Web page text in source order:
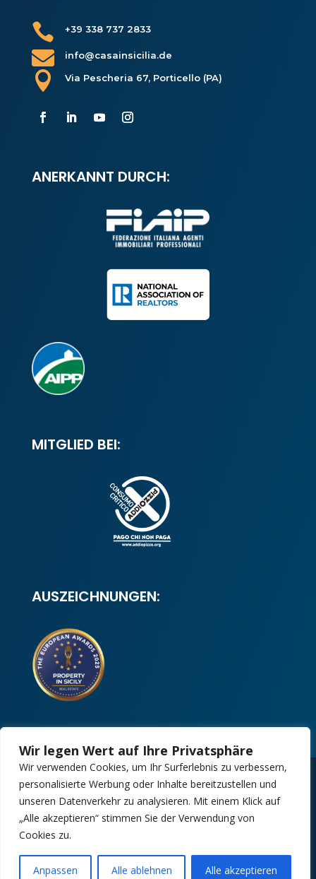
Wir legen Wert auf Ihre Privatsphäre
Wir verwenden Cookies, um Ihr Surferlebnis zu verbessern,
personalisierte Werbung oder Inhalte bereitzustellen und
unseren Datenverkehr zu analysieren. Mit einem Klick auf
„Alle akzeptieren“ stimmen Sie der Verwendung von
Cookies zu.
Anpassen Alle ablehnen Alle akzeptieren
 +39 338 737 2833
 info@casainsicilia.de
 Via Pescheria 67, Porticello (PA)
ANERKANNT DURCH:
MITGLIED BEI:
AUSZEICHNUNGEN:
Copyright 2025 | Property in Sicily S.R.L. –
International Real Estate Agency • P.IVA: IT –
06925560820 • REA: PA – 425350
Design by:Kappaelle Comunicazione